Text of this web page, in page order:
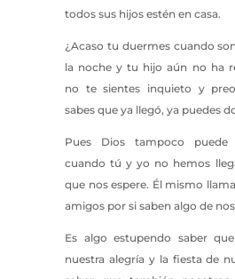
todos sus hijos estén en casa.
¿Acaso tu duermes cuando
la noche y tu hijo aún no ha
no te sientes inquieto y
sabes que ya llegó, ya puedes
Pues Dios tampoco puede
cuando tú y yo no hemos
que nos espere. Él mismo
amigos por si saben algo de
Es algo estupendo saber
nuestra alegría y la fiesta de